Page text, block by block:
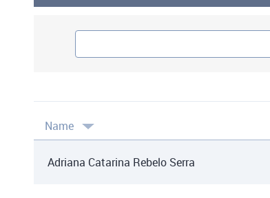
Name
Adriana Catarina Rebelo Serra